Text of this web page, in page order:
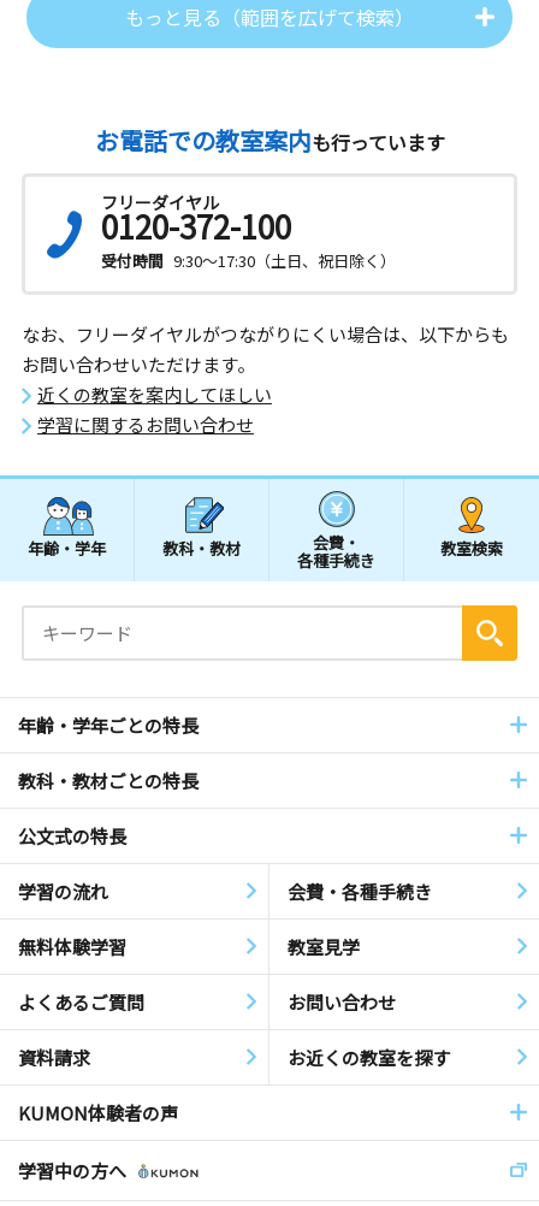
もっと見る（範囲を広げて検索）
お電話での教室案内も行っています
フリーダイヤル
0120-372-100
受付時間 9:30～17:30（土日、祝日除く）
なお、フリーダイヤルがつながりにくい場合は、以下からも
お問い合わせいただけます。
近くの教室を案内してほしい
学習に関するお問い合わせ
年齢・学年 教科・教材 会費・
各種手続き
教室検索
年齢・学年ごとの特長
教科・教材ごとの特長
公文式の特長
学習の流れ 会費・各種手続き
無料体験学習 教室見学
よくあるご質問 お問い合わせ
資料請求 お近くの教室を探す
KUMON体験者の声
学習中の方へ